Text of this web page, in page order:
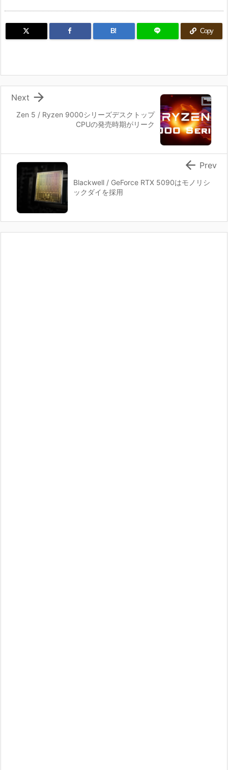
B! Copy
Zen 5 / Ryzen 9000シリーズデスクトップ
CPUの発売時期がリーク

Next
Blackwell / GeForce RTX 5090はモノリシ
ックダイを採用
 Prev